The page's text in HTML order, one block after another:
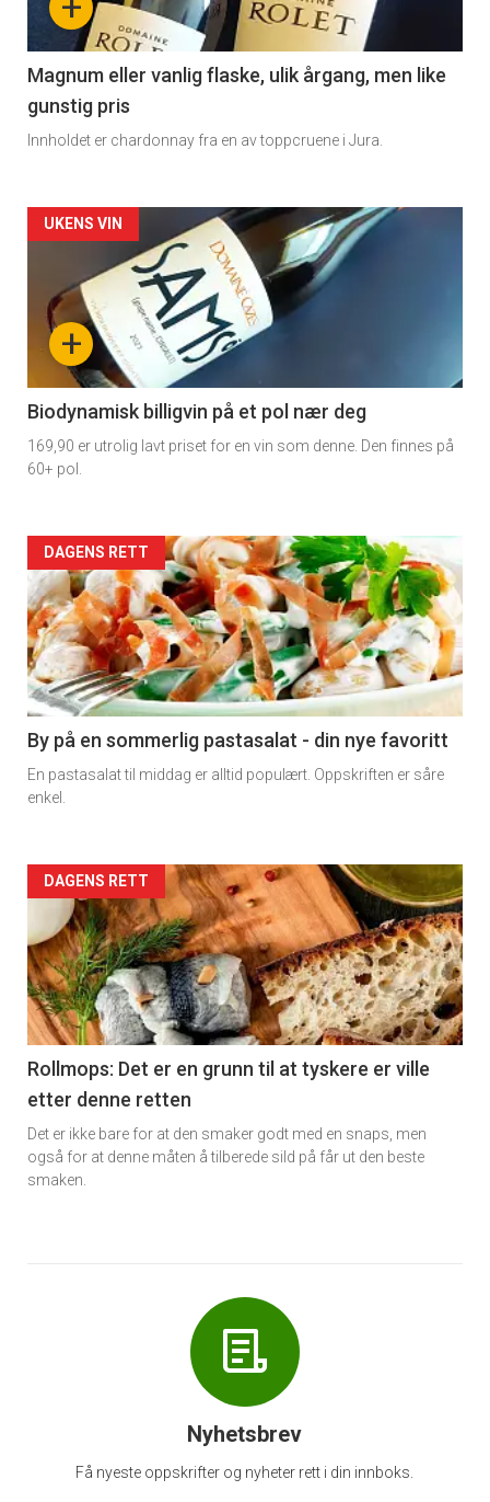
3
Magnum eller vanlig flaske, ulik årgang, men like
gunstig pris
Innholdet er chardonnay fra en av toppcruene i Jura.
Forsiden
akkurat
nå
4
+
UKENS VIN
Biodynamisk billigvin på et pol nær deg
169,90 er utrolig lavt priset for en vin som denne. Den finnes på
60+ pol.
Forsiden
akkurat
nå
-
5
DAGENS RETT
By på en sommerlig pastasalat - din nye favoritt
En pastasalat til middag er alltid populært. Oppskriften er såre
enkel.
Forsiden
akkurat
nå
-
6
DAGENS RETT
Rollmops: Det er en grunn til at tyskere er ville
etter denne retten
Det er ikke bare for at den smaker godt med en snaps, men
også for at denne måten å tilberede sild på får ut den beste
smaken.
Nyhetsbrev
Få nyeste oppskrifter og nyheter rett i din innboks.